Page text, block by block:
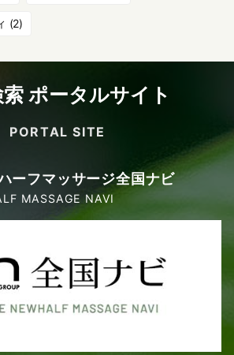
(2)
ポータルサイト
PORTAL SITE
ーフマッサージ全国ナビ
MASSAGE NAVI